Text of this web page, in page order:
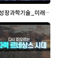
혁신성장과학기술_미래의 핵심자원 데이터